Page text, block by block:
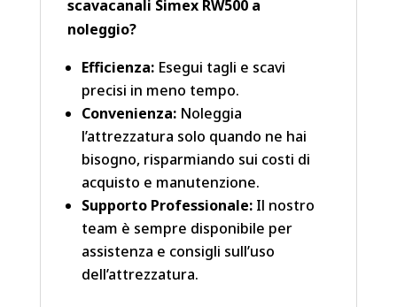
scavacanali Simex RW500 a
noleggio?
Efficienza:Esegui tagli e scavi
precisi in meno tempo.
Convenienza:Noleggia
l’attrezzatura solo quando ne hai
bisogno, risparmiando sui costi di
acquisto e manutenzione.
Supporto Professionale:Il nostro
team è sempre disponibile per
assistenza e consigli sull’uso
dell’attrezzatura.